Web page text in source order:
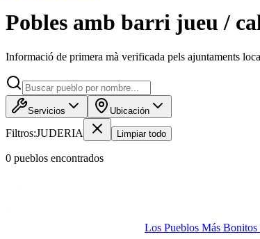
Pobles amb barri jueu /
Informació de primera mà verificada pels ajuntaments
Servicios Ubicación
Filtros:JUDERIA Limpiar todo
0 pueblos encontrados
Los Pueblos Más